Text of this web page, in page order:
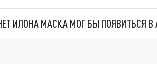
ИЛОНА МАСКА МОГ БЫ ПОЯВИТЬСЯ В